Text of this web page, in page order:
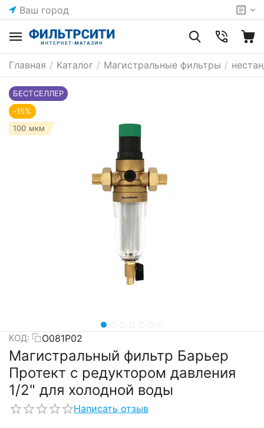
Ваш город
Главная / Каталог / Магистральные фильтры /
БЕСТСЕЛЛЕР
-15%
100 мкм
КОД: О081Р02
Магистральный фильтр Барьер
Протект с редуктором давления
1/2" для холодной воды
Написать отзыв